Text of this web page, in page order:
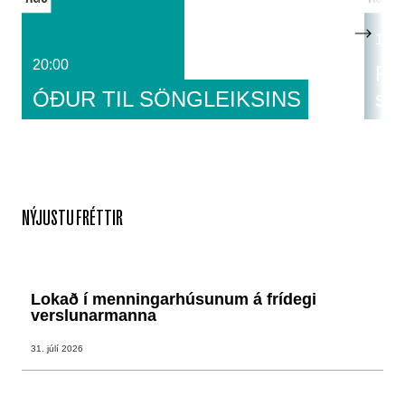
20:00
ÓÐUR TIL SÖNGLEIKSINS
NÝJUSTU FRÉTTIR
Lokað í menningarhúsunum á frídegi
verslunarmanna
31. júlí 2026